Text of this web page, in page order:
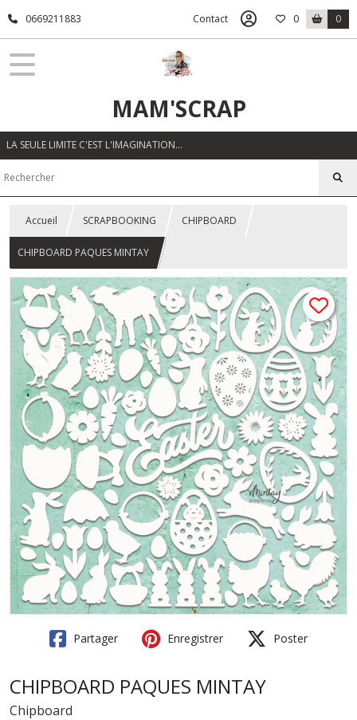
0669211883 Contact 0 0
MAM'SCRAP
LA SEULE LIMITE C'EST L'IMAGINATION…
Accueil SCRAPBOOKING CHIPBOARD
CHIPBOARD PAQUES MINTAY
Partager Enregistrer Poster
CHIPBOARD PAQUES MINTAY
Chipboard